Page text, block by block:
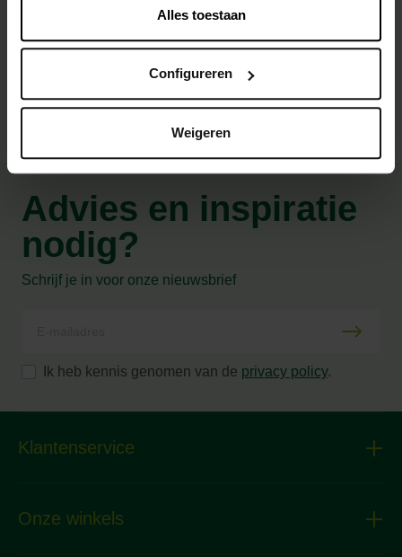
Alles toestaan
Configureren
Weigeren
Productspecificaties
Advies en inspiratie
nodig?
Schrijf je in voor onze nieuwsbrief
Ik heb kennis genomen van de privacy policy.
Klantenservice
Onze winkels